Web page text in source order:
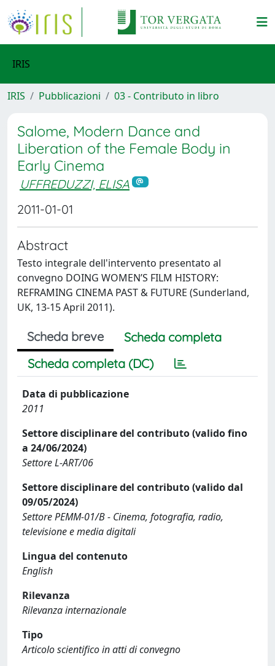
IRIS
IRIS Pubblicazioni 03 - Contributo in libro
Salome, Modern Dance and
Liberation of the Female Body in
Early Cinema
UFFREDUZZI, ELISA
2011-01-01
Abstract
Testo integrale dell'intervento presentato al
convegno DOING WOMEN’S FILM HISTORY:
REFRAMING CINEMA PAST & FUTURE (Sunderland,
UK, 13-15 April 2011).
Scheda breve
Scheda completa
Scheda completa (DC)
Data di pubblicazione
2011
Settore disciplinare del contributo (valido fino
a 24/06/2024)
Settore L-ART/06
Settore disciplinare del contributo (valido dal
09/05/2024)
Settore PEMM-01/B - Cinema, fotografia, radio,
televisione e media digitali
Lingua del contenuto
English
Rilevanza
Rilevanza internazionale
Tipo
Articolo scientifico in atti di convegno